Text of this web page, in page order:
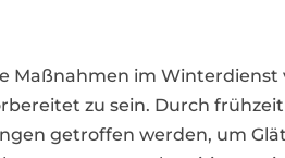
Maßnahmen im
zu sein. Durch
getroffen werden, um